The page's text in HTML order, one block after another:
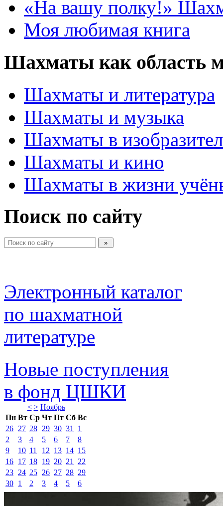
«На вашу полку!»
Моя любимая книга
Шахматы как область
Шахматы и литература
Шахматы и музыка
Шахматы в
Шахматы и кино
Шахматы в жизни
Поиск по сайту
Электронный каталог
по шахматной
литературе
Новые поступления
в фонд ЦШКИ
< > Ноябрь
Пн Вт Ср Чт Пт Сб Вс
26 27 28 29 30 31
1
2
3 4 5 6 7
8
9
10 11 12 13 14 15
16 17 18 19 20 21
22
23 24 25 26 27 28 29
30 1 2 3 4 5 6